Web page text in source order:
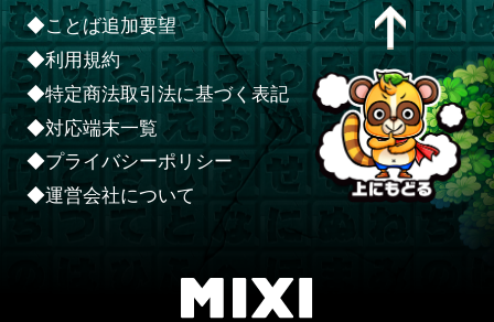
◆ことば追加要望
◆利用規約
◆特定商法取引法に基づく表記
◆対応端末一覧
◆プライバシーポリシー
◆運営会社について